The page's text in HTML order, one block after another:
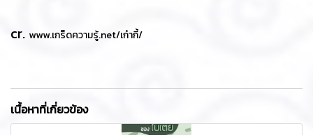
cr. www.เกร็ดความรู้.net/เก๋ากี้/
เนื้อหาที่เกี่ยวข้อง